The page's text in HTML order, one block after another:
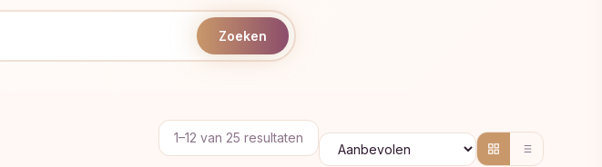
Zoeken
1–12 van 25 resultaten Gesorteerd
op